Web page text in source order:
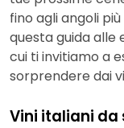
fino agli angoli
questa guida alle
cui ti invitiamo a
sorprendere dai
Vini italiani da